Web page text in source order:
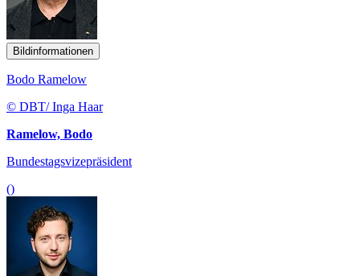
Bildinformationen
Bodo Ramelow
© DBT/ Inga Haar
Ramelow, Bodo
Bundestagsvizepräsident
()